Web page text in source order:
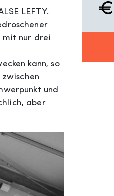
LEFTY.
mit nur drei
kann, so
und
aber